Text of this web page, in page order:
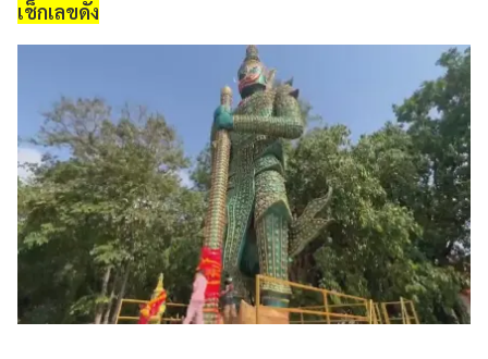
เช็กเลขดัง